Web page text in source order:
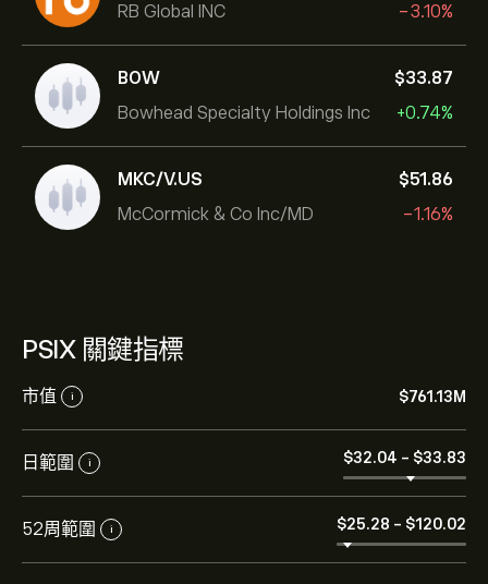
RB Global INC -3.10%
BOW
Bowhead Specialty Holdings Inc
‎$‎33.87
+0.74%
MKC/V.US
McCormick & Co Inc/MD
‎$‎51.86
-1.16%
PSIX 關鍵指標
市值 i ‎$‎761.13M
日範圍 i ‎$‎32.04 - ‎$‎33.83
52周範圍 i ‎$‎25.28 - ‎$‎120.02